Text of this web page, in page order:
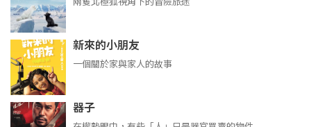
新來的小朋友
一個關於家與家人的故事
器子